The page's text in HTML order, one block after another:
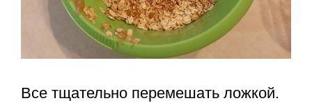
Все тщательно перемешать ложкой.